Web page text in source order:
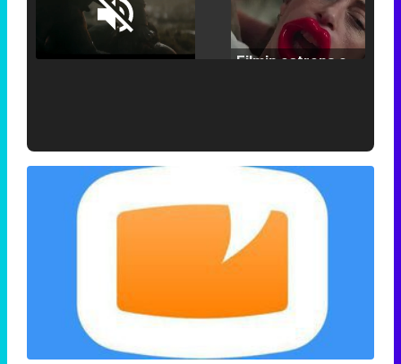
Unmute /
Loaded:
25.30%
'120 Minutos' celebra sus 2.000 programas en Telemadrid con un vídeo del día a día en la redacción